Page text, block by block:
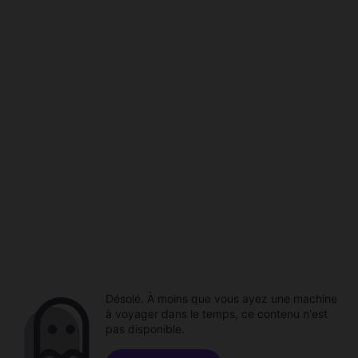
Désolé. À moins que vous ayez une machine
à voyager dans le temps, ce contenu n'est
pas disponible.